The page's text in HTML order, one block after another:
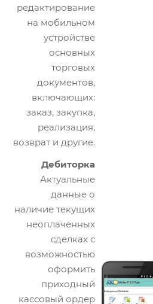
редактирование
на мобильном
устройстве
основных
торговых
документов,
включающих:
заказ, закупка,
реализация,
возврат и другие.
Дебиторка
Актуальные
данные о
наличие текущих
неоплаченных
сделках с
возможностью
оформить
приходный
кассовый ордер